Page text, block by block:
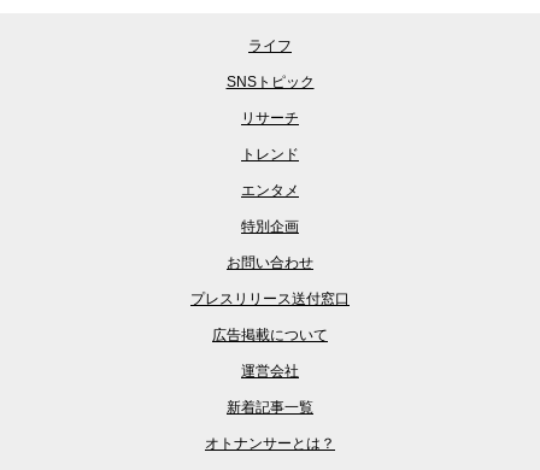
ライフ
SNSトピック
リサーチ
トレンド
エンタメ
特別企画
お問い合わせ
プレスリリース送付窓口
広告掲載について
運営会社
新着記事一覧
オトナンサーとは？